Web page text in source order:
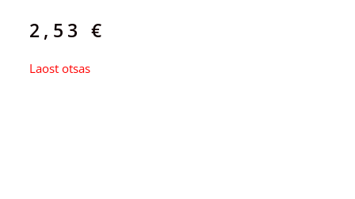
2,53 €
Laost otsas